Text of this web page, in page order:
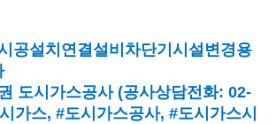
공설치연결설비차단기시설변경용
도시가스공사 (공사상담전화: 02-
가스, #도시가스공사, #도시가스시